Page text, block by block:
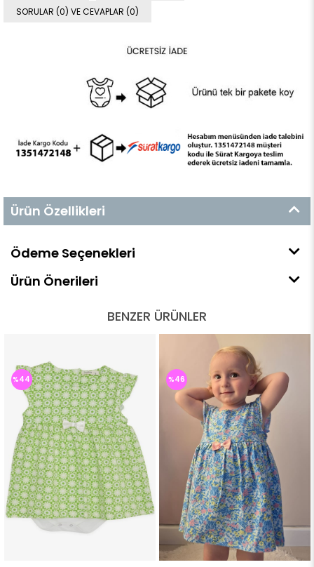
SORULAR (0) VE CEVAPLAR (0)
Ürün Özellikleri
Ödeme Seçenekleri
Ürün Önerileri
BENZER ÜRÜNLER
%44 %46